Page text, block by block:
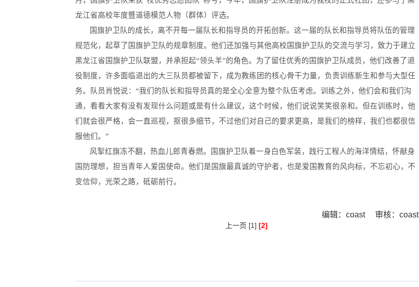
龙江省高校年度暨道德模范人物（群体）评选。
国旗护卫队的成长，离不开每一届队长和指导员的开拓创新。这一届的队长和指导员将队伍的管理
规范化，起草了国旗护卫队的规章制度。他们还加强与其他高校国旗护卫队的交流与学习，致力于建立
黑龙江省国旗护卫队联盟，并承担起“领头羊”的角色。为了留住优秀的国旗护卫队成员，他们改善了退
役制度，许多面临退出的大三队员都被留下，成为教练团的核心骨干力量，负责训练新生和参与大型任
务。队员肖悦说：“我们的队长和指导员真的是全心全意为整个队伍考虑。训练之外，他们会和我们沟
通，看看大家有没有发现什么问题或是有什么建议，这个时候，他们说说笑笑很亲和。但在训练时，他
们就会很严格，会一直巡视，抠很多细节，不过他们对自己的要求更高，是我们的榜样，我们也都很信
服他们。”
风掣红旗冻不翻，热血儿郎青春燃。国旗护卫队着一身白色军装，践行工程人的海洋情结，怀献身
国防理想，担当青年人爱国使命。他们是国旗最真诚的守护者，也是爱国教育的风向标，不忘初心，不
变信仰，光荣之路，砥砺前行。
编辑：coast 审核：coast
上一页 [1] [2]